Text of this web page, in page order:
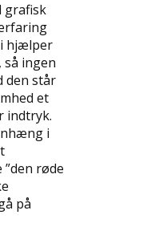
grafisk
hjælper
så ingen
den står
et
i
røde
på